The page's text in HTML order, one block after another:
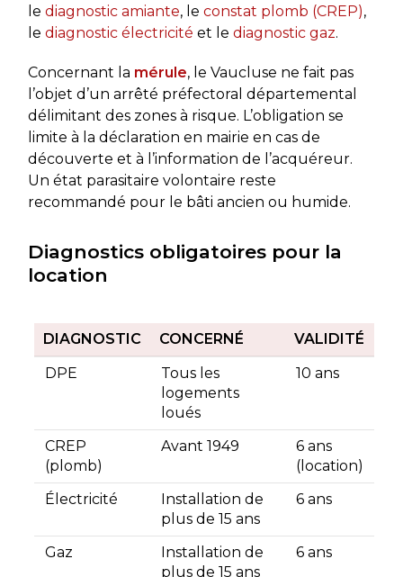
le diagnostic amiante, le constat plomb (CREP),
le diagnostic électricité et le diagnostic gaz.
Concernant la mérule, le Vaucluse ne fait pas
l’objet d’un arrêté préfectoral départemental
délimitant des zones à risque. L’obligation se
limite à la déclaration en mairie en cas de
découverte et à l’information de l’acquéreur.
Un état parasitaire volontaire reste
recommandé pour le bâti ancien ou humide.
Diagnostics obligatoires pour la
location
DIAGNOSTIC CONCERNÉ
VALIDITÉ
DPE
Tous les
logements
loués
10 ans
CREP
(plomb)
Avant 1949
6 ans
(location)
Électricité
Installation de
plus de 15 ans
6 ans
Gaz
Installation de
plus de 15 ans
6 ans